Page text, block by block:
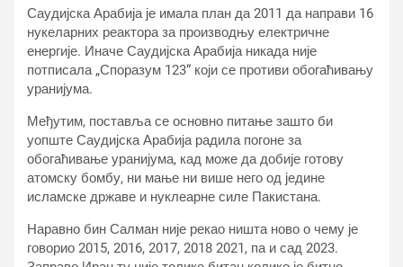
Саудијска Арабија је имала план да 2011 да направи 16
нукеларних реактора за производњу електричне
енергије. Иначе Саудијска Арабија никада није
потписала „Споразум 123“ који се противи обогаћивању
уранијума.
Међутим, поставља се основно питање зашто би
уопште Саудијска Арабија радила погоне за
обогаћивање уранијума, кад може да добије готову
атомску бомбу, ни мање ни више него од једине
исламске државе и нуклеарне силе Пакистана.
Наравно бин Салман није рекао ништа ново о чему је
говорио 2015, 2016, 2017, 2018 2021, па и сад 2023.